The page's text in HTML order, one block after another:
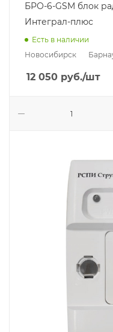
БРО-6-GSM блок
Интеграл-плюс
Есть в наличии
Новосибирск
12 050 руб./шт